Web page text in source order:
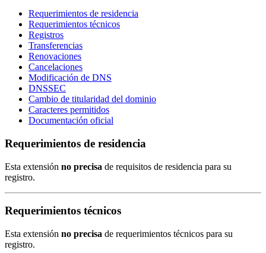
Requerimientos de residencia
Requerimientos técnicos
Registros
Transferencias
Renovaciones
Cancelaciones
Modificación de DNS
DNSSEC
Cambio de titularidad del dominio
Caracteres permitidos
Documentación oficial
Requerimientos de residencia
Esta extensión no precisa de requisitos de residencia para su
registro.
Requerimientos técnicos
Esta extensión no precisa de requerimientos técnicos para su
registro.